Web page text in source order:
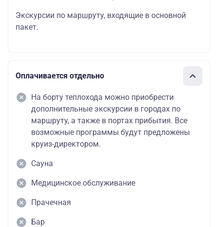
Экскурсии по маршруту, входящие в основной
пакет.
Оплачивается отдельно
На борту теплохода можно приобрести
дополнительные экскурсии в городах по
маршруту, а также в портах прибытия. Все
возможные программы будут предложены
круиз-директором.
Сауна
Медицинское обслуживание
Прачечная
Бар